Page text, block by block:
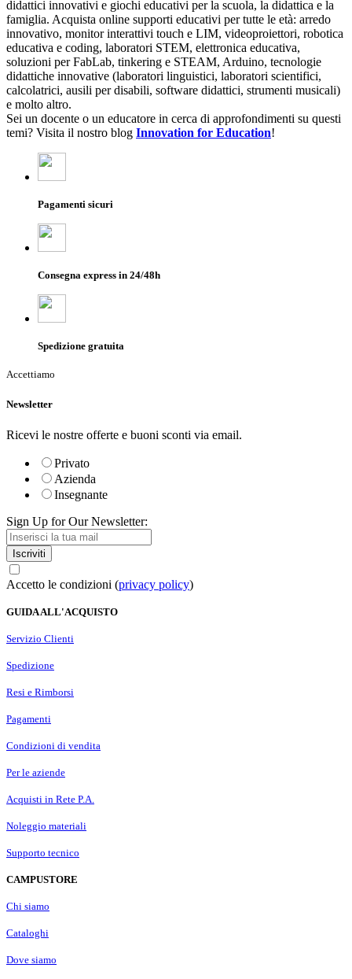
didattici innovativi e giochi educativi per la scuola, la didattica e la
famiglia. Acquista online supporti educativi per tutte le età: arredo
innovativo, monitor interattivi touch e LIM, videoproiettori, robotica
educativa e coding, laboratori STEM, elettronica educativa,
soluzioni per FabLab, tinkering e STEAM, Arduino, tecnologie
didattiche innovative (laboratori linguistici, laboratori scientifici,
calcolatrici, ausili per disabili, software didattici, strumenti musicali)
e molto altro.
Sei un docente o un educatore in cerca di approfondimenti su questi
temi? Visita il nostro blog Innovation for Education!
Pagamenti sicuri
Consegna express in 24/48h
Spedizione gratuita
Accettiamo
Newsletter
Ricevi le nostre offerte e buoni sconti via email.
Privato
Azienda
Insegnante
Sign Up for Our Newsletter:
Iscriviti
Accetto le condizioni (privacy policy)
GUIDA ALL'ACQUISTO
Servizio Clienti
Spedizione
Resi e Rimborsi
Pagamenti
Condizioni di vendita
Per le aziende
Acquisti in Rete P.A.
Noleggio materiali
Supporto tecnico
CAMPUSTORE
Chi siamo
Cataloghi
Dove siamo